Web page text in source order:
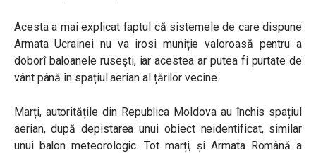
Acesta a mai explicat faptul că sistemele de care dispune
Armata Ucrainei nu va irosi muniție valoroasă pentru a
doborî baloanele rusești, iar acestea ar putea fi purtate de
vânt până în spațiul aerian al țărilor vecine.
Marți, autoritățile din Republica Moldova au închis spațiul
aerian, după depistarea unui obiect neidentificat, similar
unui balon meteorologic. Tot marți, și Armata Română a